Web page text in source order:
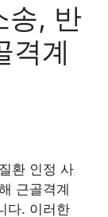
송, 반
격계
환 인정 사
근골격계
다. 이러한